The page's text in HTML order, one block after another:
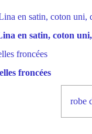
en satin, coton
froncées
robe